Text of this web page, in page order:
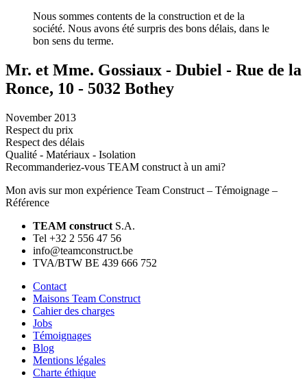
Nous sommes contents de la construction et de la
société. Nous avons été surpris des bons délais, dans le
bon sens du terme.
Mr. et Mme. Gossiaux - Dubiel - Rue de la
Ronce, 10 - 5032 Bothey
November 2013
Respect du prix
Respect des délais
Qualité - Matériaux - Isolation
Recommanderiez-vous TEAM construct à un ami?
Mon avis sur mon expérience Team Construct – Témoignage –
Référence
TEAM construct S.A.
Tel +32 2 556 47 56
info@teamconstruct.be
TVA/BTW BE 439 666 752
Contact
Maisons Team Construct
Cahier des charges
Jobs
Témoignages
Blog
Mentions légales
Charte éthique